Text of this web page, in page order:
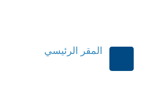
المقر الرئيسي